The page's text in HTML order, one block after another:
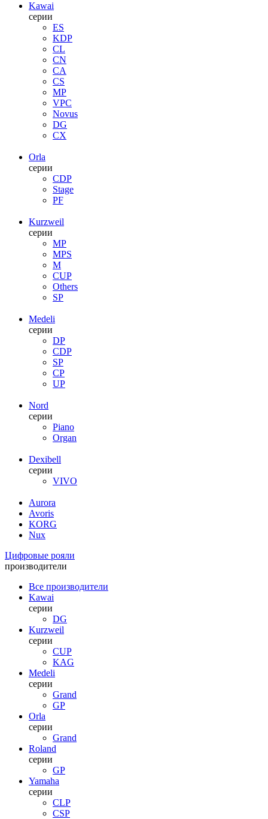
Kawai
серии
ES
KDP
CL
CN
CA
CS
MP
VPC
Novus
DG
CX
Orla
серии
CDP
Stage
PF
Kurzweil
серии
MP
MPS
M
CUP
Others
SP
Medeli
серии
DP
CDP
SP
CP
UP
Nord
серии
Piano
Organ
Dexibell
серии
VIVO
Aurora
Avoris
KORG
Nux
Цифровые рояли
производители
Все производители
Kawai
серии
DG
Kurzweil
серии
CUP
KAG
Medeli
серии
Grand
GP
Orla
серии
Grand
Roland
серии
GP
Yamaha
серии
CLP
CSP